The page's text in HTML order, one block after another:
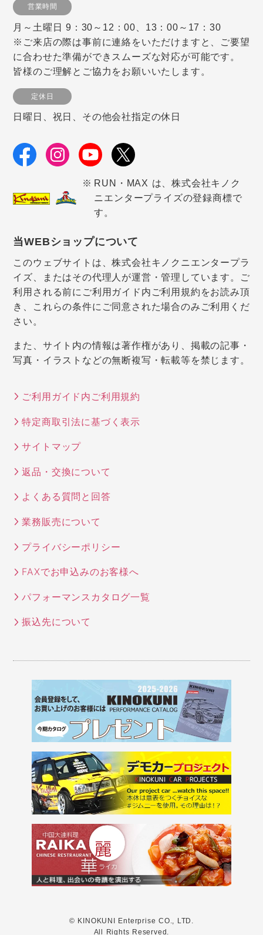
営業時間
月～土曜日 9：30～12：00、13：00～17：30
※ご来店の際は事前に連絡をいただけますと、ご要望
に合わせた準備ができスムーズな対応が可能です。
皆様のご理解とご協力をお願いいたします。
定休日
日曜日、祝日、その他会社指定の休日
RUN・MAX は、株式会社キノク
ニエンタープライズの登録商標で
す。
当WEBショップについて
このウェブサイトは、株式会社キノクニエンタープラ
イズ、またはその代理人が運営・管理しています。ご
利用される前にご利用ガイド内ご利用規約をお読み頂
き、これらの条件にご同意された場合のみご利用くだ
さい。
また、サイト内の情報は著作権があり、掲載の記事・
写真・イラストなどの無断複写・転載等を禁じます。
ご利用ガイド内ご利用規約
特定商取引法に基づく表示
サイトマップ
返品・交換について
よくある質問と回答
業務販売について
プライバシーポリシー
FAXでお申込みのお客様へ
パフォーマンスカタログ一覧
振込先について
© KINOKUNI Enterprise CO., LTD.
All Rights Reserved.